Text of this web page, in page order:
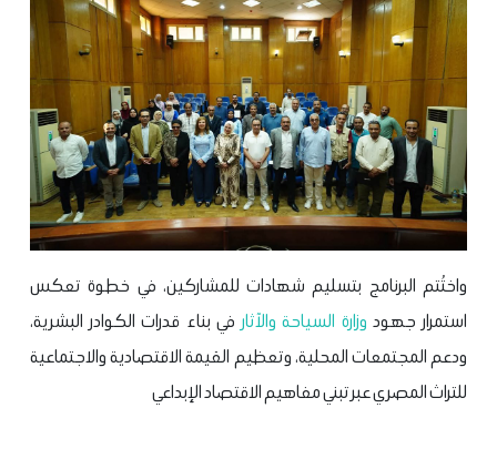
واختُتم البرنامج بتسليم شهادات للمشاركين، في خطوة تعكس
استمرار جهود وزارة السياحة والآثار في بناء قدرات الكوادر البشرية،
ودعم المجتمعات المحلية، وتعظيم القيمة الاقتصادية والاجتماعية
للتراث المصري عبر تبني مفاهيم الاقتصاد الإبداعي